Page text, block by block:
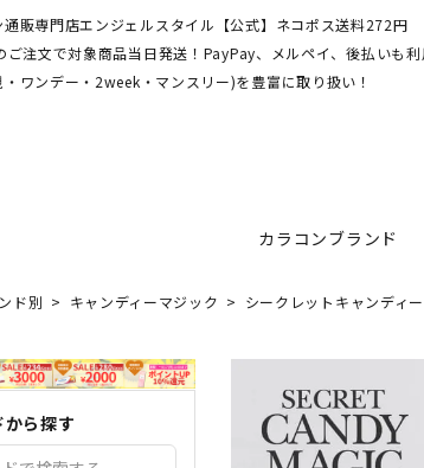
通販専門店エンジェルスタイル【公式】ネコポス送料272円
ご注文で対象商品当日発送！PayPay、メルペイ、後払いも
ワンデー・2week・マンスリー)を豊富に取り扱い！
カラコンブランド
ンモイスト
ーシリーズ シーブリンク
REJURAN
コン比較 ブルーライトカ
ド別 キャンディーマジック シークレットキャンディ
ら探す